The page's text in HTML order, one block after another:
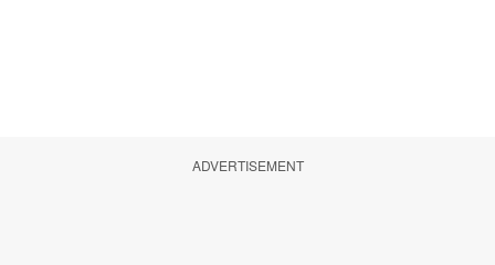
ADVERTISEMENT